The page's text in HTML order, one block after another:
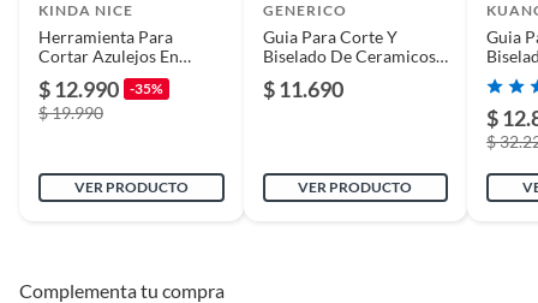
KINDA NICE
Herramienta Para
Cortar Azulejos En
Ángulo De 45°
$ 12.990 -35%
$ 19.990
VER PRODUCTO
GENERICO
Guia Para Corte Y
Biselado De Ceramicos
$ 11.690
VER PRODUCTO
Guia
O
$
$
Complementa tu compra